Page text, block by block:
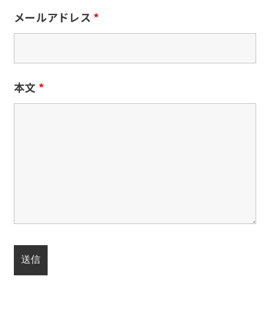
メールアドレス *
本文 *